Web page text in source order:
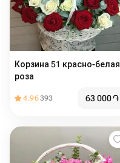
Корзина 51 красно-белая
роза
4.96393 63 000֏